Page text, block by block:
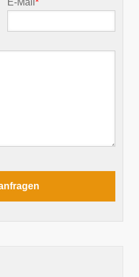
E-Mail*